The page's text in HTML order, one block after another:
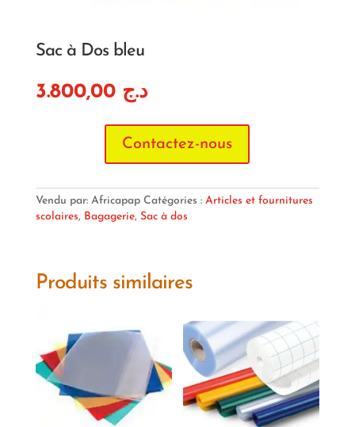
Sac à Dos bleu
د.ج 3.800,00
Contactez-nous
Vendu par: Africapap Catégories : Articles et fournitures
scolaires, Bagagerie, Sac à dos
Produits similaires